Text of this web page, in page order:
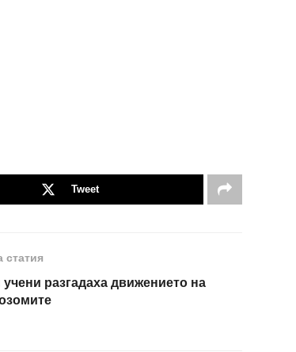
Tweet
разгадаха движението на